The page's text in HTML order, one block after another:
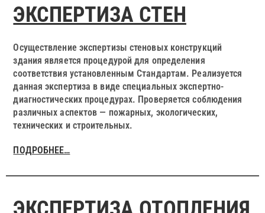
ЭКСПЕРТИЗА СТЕН
Осуществление экспертизы стеновых конструкций
здания является процедурой для определения
соответствия установленным Стандартам. Реализуется
данная экспертиза в виде специальных экспертно-
диагностических процедурах. Проверяется соблюдения
различных аспектов — пожарных, экологических,
технических и строительных.
ПОДРОБНЕЕ…